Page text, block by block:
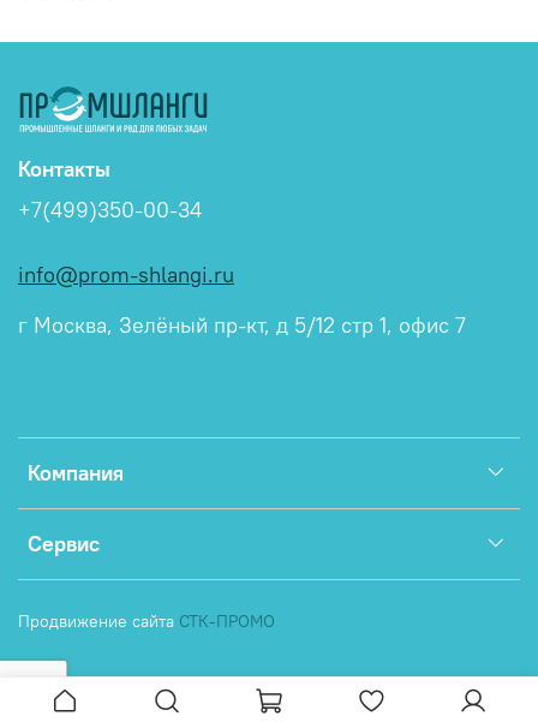
Компания
Сервис
Контакты
+7(499)350-00-34
info@prom-shlangi.ru
г Москва, Зелёный пр-кт, д 5/12 стр 1, офис 7
Продвижение сайта СТК-ПРОМО